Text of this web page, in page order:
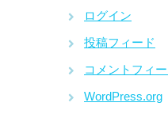
ログイン
投稿フィード
コメントフィ
WordPress.org